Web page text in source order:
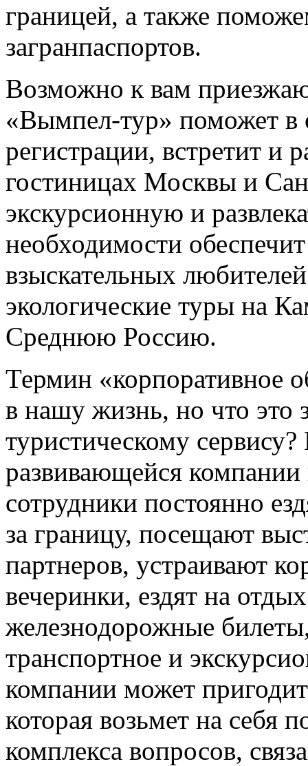
границей, а также
загранпаспортов.
Возможно к вам
«Вымпел-тур» поможет
регистрации, встретит и
гостиницах Москвы и
экскурсионную и
необходимости
взыскательных
экологические туры на
Среднюю Россию.
Термин «корпоративное
в нашу жизнь, но что это
туристическому
развивающейся компании
сотрудники постоянно
за границу, посещают
партнеров, устраивают
вечеринки, ездят на
железнодорожные
транспортное и
компании может
которая возьмет на себя
комплекса вопросов,